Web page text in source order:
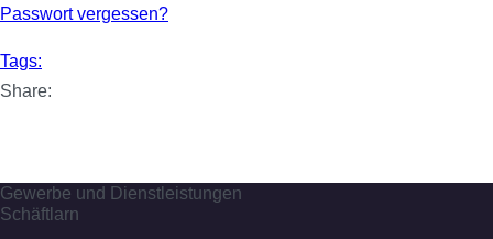
Passwort vergessen?
Tags:
Share:
Gewerbe und Dienstleistungen
Schäftlarn